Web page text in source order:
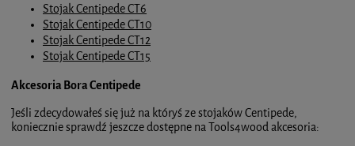
Stojak Centipede CT6
Stojak Centipede CT10
Stojak Centipede CT12
Stojak Centipede CT15
Akcesoria Bora Centipede
Jeśli zdecydowałeś się już na któryś ze stojaków Centipede,
koniecznie sprawdź jeszcze dostępne na Tools4wood akcesoria: